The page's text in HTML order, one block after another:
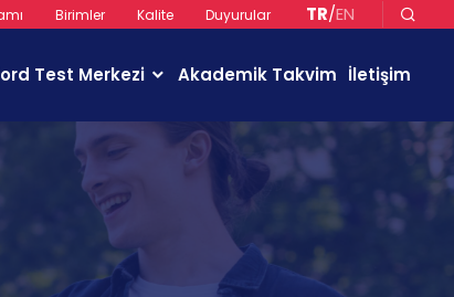
Birimler Kalite Duyurular TR/EN
Test Merkezi Akademik Takvim İletişim